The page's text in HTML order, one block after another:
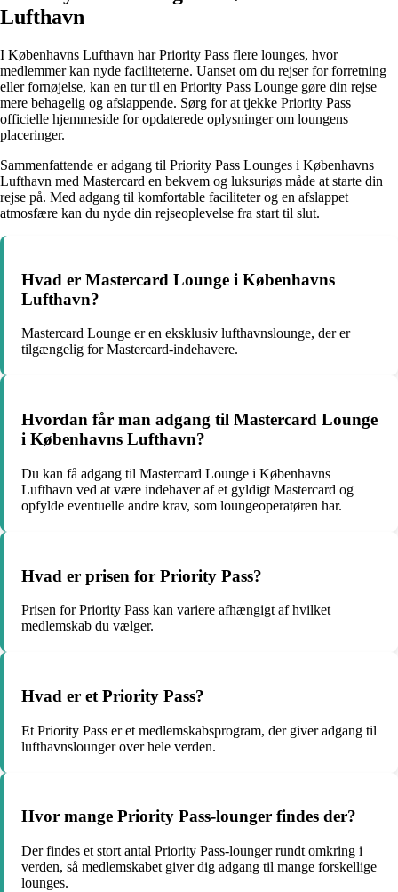
Lufthavn
I Københavns Lufthavn har Priority Pass flere lounges, hvor
medlemmer kan nyde faciliteterne. Uanset om du rejser for forretning
eller fornøjelse, kan en tur til en Priority Pass Lounge gøre din rejse
mere behagelig og afslappende. Sørg for at tjekke Priority Pass
officielle hjemmeside for opdaterede oplysninger om loungens
placeringer.
Sammenfattende er adgang til Priority Pass Lounges i Københavns
Lufthavn med Mastercard en bekvem og luksuriøs måde at starte din
rejse på. Med adgang til komfortable faciliteter og en afslappet
atmosfære kan du nyde din rejseoplevelse fra start til slut.
Hvad er Mastercard Lounge i Københavns
Lufthavn?
Mastercard Lounge er en eksklusiv lufthavnslounge, der er
tilgængelig for Mastercard-indehavere.
Hvordan får man adgang til Mastercard Lounge
i Københavns Lufthavn?
Du kan få adgang til Mastercard Lounge i Københavns
Lufthavn ved at være indehaver af et gyldigt Mastercard og
opfylde eventuelle andre krav, som loungeoperatøren har.
Hvad er prisen for Priority Pass?
Prisen for Priority Pass kan variere afhængigt af hvilket
medlemskab du vælger.
Hvad er et Priority Pass?
Et Priority Pass er et medlemskabsprogram, der giver adgang til
lufthavnslounger over hele verden.
Hvor mange Priority Pass-lounger findes der?
Der findes et stort antal Priority Pass-lounger rundt omkring i
verden, så medlemskabet giver dig adgang til mange forskellige
lounges.